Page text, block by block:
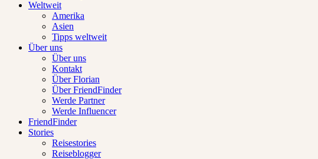
Weltweit
Amerika
Asien
Tipps weltweit
Über uns
Über uns
Kontakt
Über Florian
Über FriendFinder
Werde Partner
Werde Influencer
FriendFinder
Stories
Reisestories
Reiseblogger